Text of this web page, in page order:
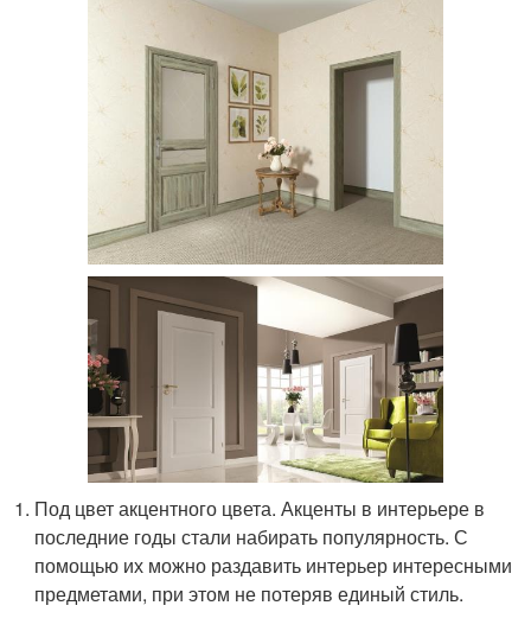
Под цвет акцентного цвета. Акценты в интерьере в
последние годы стали набирать популярность. С
помощью их можно раздавить интерьер интересными
предметами, при этом не потеряв единый стиль.